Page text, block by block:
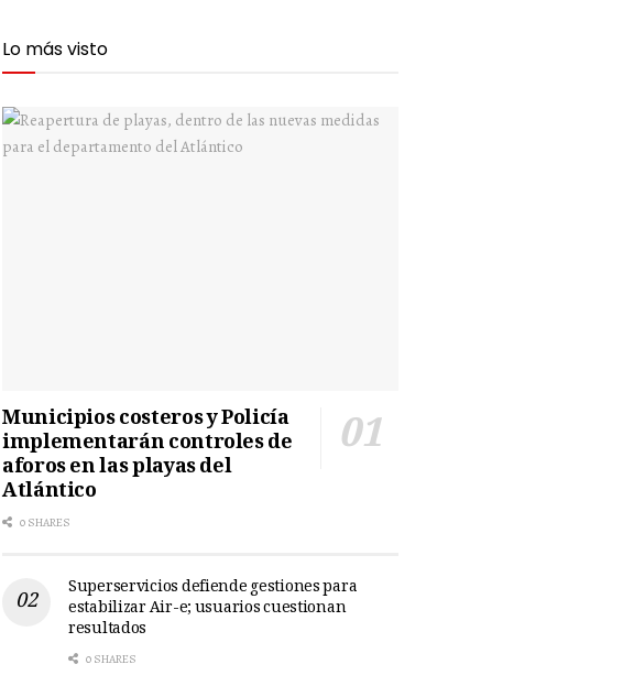
Lo más visto
Municipios costeros y Policía
implementarán controles de
aforos en las playas del
Atlántico
0 SHARES
Superservicios defiende gestiones para
estabilizar Air-e; usuarios cuestionan
resultados
0 SHARES